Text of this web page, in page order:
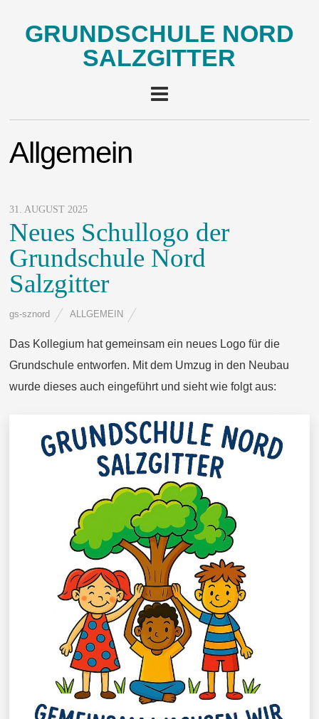
GRUNDSCHULE NORD
SALZGITTER
Allgemein
31. AUGUST 2025
Neues Schullogo der
Grundschule Nord
Salzgitter
gs-sznord ALLGEMEIN
Das Kollegium hat gemeinsam ein neues Logo für die
Grundschule entworfen. Mit dem Umzug in den Neubau
wurde dieses auch eingeführt und sieht wie folgt aus: